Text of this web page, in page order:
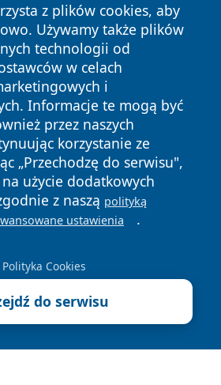
z plików cookies, aby
Używamy także plików
technologii od
w celach
i
Informacje te mogą być
przez naszych
korzystanie ze
„Przechodzę do serwisu",
użycie dodatkowych
z naszą polityką
ustawienia .
Polityka Cookies
do serwisu
Wszystkie prawa
Polityka
Cookies